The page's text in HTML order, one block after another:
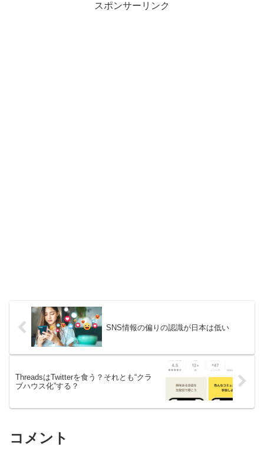
系AIをどのように活用で...スポンサーリンク
SNS情報の偏りの認識が日本は低い
ThreadsはTwitterを食う？それとも“クラ
ブハウス化”する？
コメント